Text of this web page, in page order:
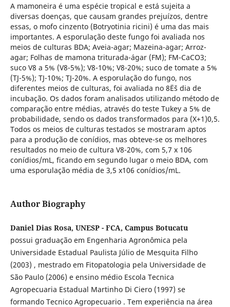
A mamoneira é uma espécie tropical e está sujeita a
diversas doenças, que causam grandes prejuízos, dentre
essas, o mofo cinzento (Botryotinia ricini) é uma das mais
importantes. A esporulação deste fungo foi avaliada nos
meios de culturas BDA; Aveia-agar; Mazeina-agar; Arroz-
agar; Folhas de mamona triturada-ágar (FM); FM-CaCO3;
suco V8 a 5% (V8-5%); V8-10%; V8-20%; suco de tomate a 5%
(TJ-5%); TJ-10%; TJ-20%. A esporulação do fungo, nos
diferentes meios de culturas, foi avaliada no 8Ëš dia de
incubação. Os dados foram analisados utilizando método de
comparação entre médias, através do teste Tukey a 5% de
probabilidade, sendo os dados transformados para (X+1)0,5.
Todos os meios de culturas testados se mostraram aptos
para a produção de conídios, mas obteve-se os melhores
resultados no meio de cultura V8-20%, com 5,7 x 106
conídios/mL, ficando em segundo lugar o meio BDA, com
uma esporulação média de 3,5 x106 conídios/mL.
Author Biography
Daniel Dias Rosa, UNESP - FCA, Campus Botucatu
possui graduação em Engenharia Agronômica pela
Universidade Estadual Paulista Júlio de Mesquita Filho
(2003) , mestrado em Fitopatologia pela Universidade de
São Paulo (2006) e ensino médio Escola Tecnica
Agropecuaria Estadual Martinho Di Ciero (1997) se
formando Tecnico Agropecuario . Tem experiência na área